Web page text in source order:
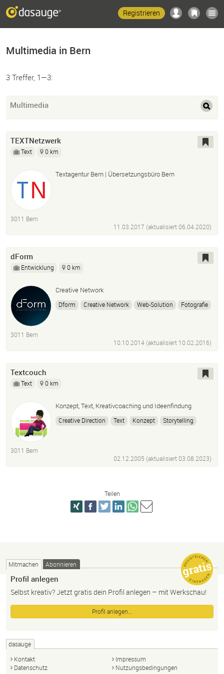
Registrieren
Multimedia in Bern
3 Treffer, 1—3:
Multimedia
TEXTNetzwerk
Text 0 km
Textagentur Bern | Übersetzungsbüro Bern
3011 Bern
11.03.2017 (aktualisiert06.04.2020)
dForm
Entwicklung 0 km
Creative Network
Dform Creative Network Web-Solution
Fotografie
3011 Bern
10.10.2014 (aktualisiert 10.02.2016)
Textcouch
Text 0 km
Konzept, Text, Kreativcoaching und Ideenfindung
Creative Direction Text Konzept
Storytelling
3011 Bern
02.12.2005 (aktualisiert03.08.2023)
Teilen
Mitmachen Abonnieren
Profil anlegen
Selbst kreativ? Jetzt gratis dein Profil anlegen – mit Werkschau!
Profil anlegen…
dasauge
Kontakt
Impressum
Datenschutz
Nutzungsbedingungen